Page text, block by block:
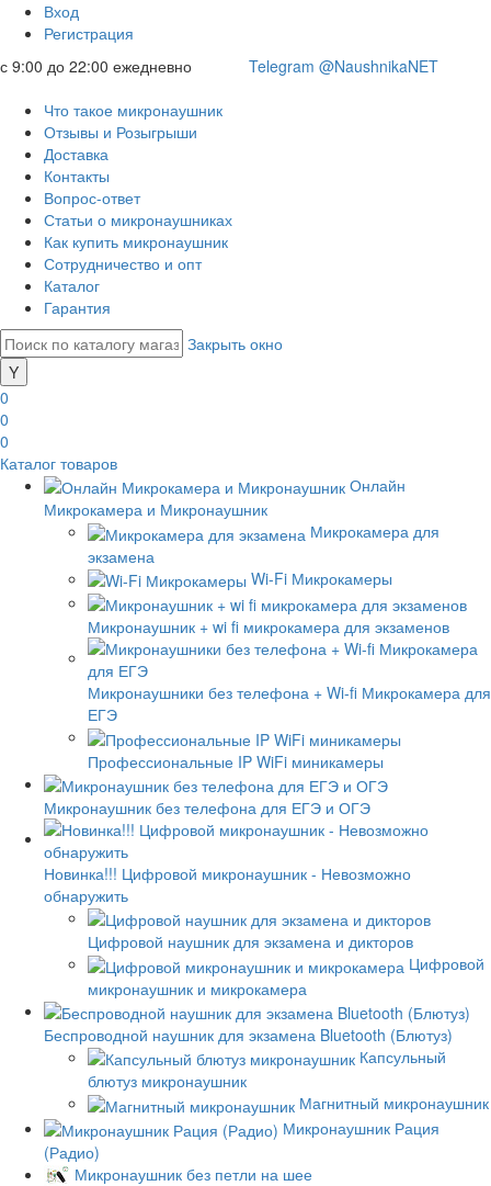
Вход
Регистрация
с 9:00 до 22:00 ежедневно
Telegram @NaushnikaNET
Что такое микронаушник
Отзывы и Розыгрыши
Доставка
Контакты
Вопрос-ответ
Статьи о микронаушниках
Как купить микронаушник
Сотрудничество и опт
Каталог
Гарантия
Закрыть окно
0
0
0
Каталог товаров
Онлайн
Микрокамера и Микронаушник
Микрокамера для
экзамена
Wi-Fi Микрокамеры
Микронаушник + wi fi микрокамера для экзаменов
Микронаушники без телефона + Wi-fi Микрокамера для
ЕГЭ
Профессиональные IP WiFi миникамеры
Микронаушник без телефона для ЕГЭ и ОГЭ
Новинка!!! Цифровой микронаушник - Невозможно
обнаружить
Цифровой наушник для экзамена и дикторов
Цифровой
микронаушник и микрокамера
Беспроводной наушник для экзамена Bluetooth (Блютуз)
Капсульный
блютуз микронаушник
Магнитный микронаушник
Микронаушник Рация
(Радио)
Микронаушник без петли на шее